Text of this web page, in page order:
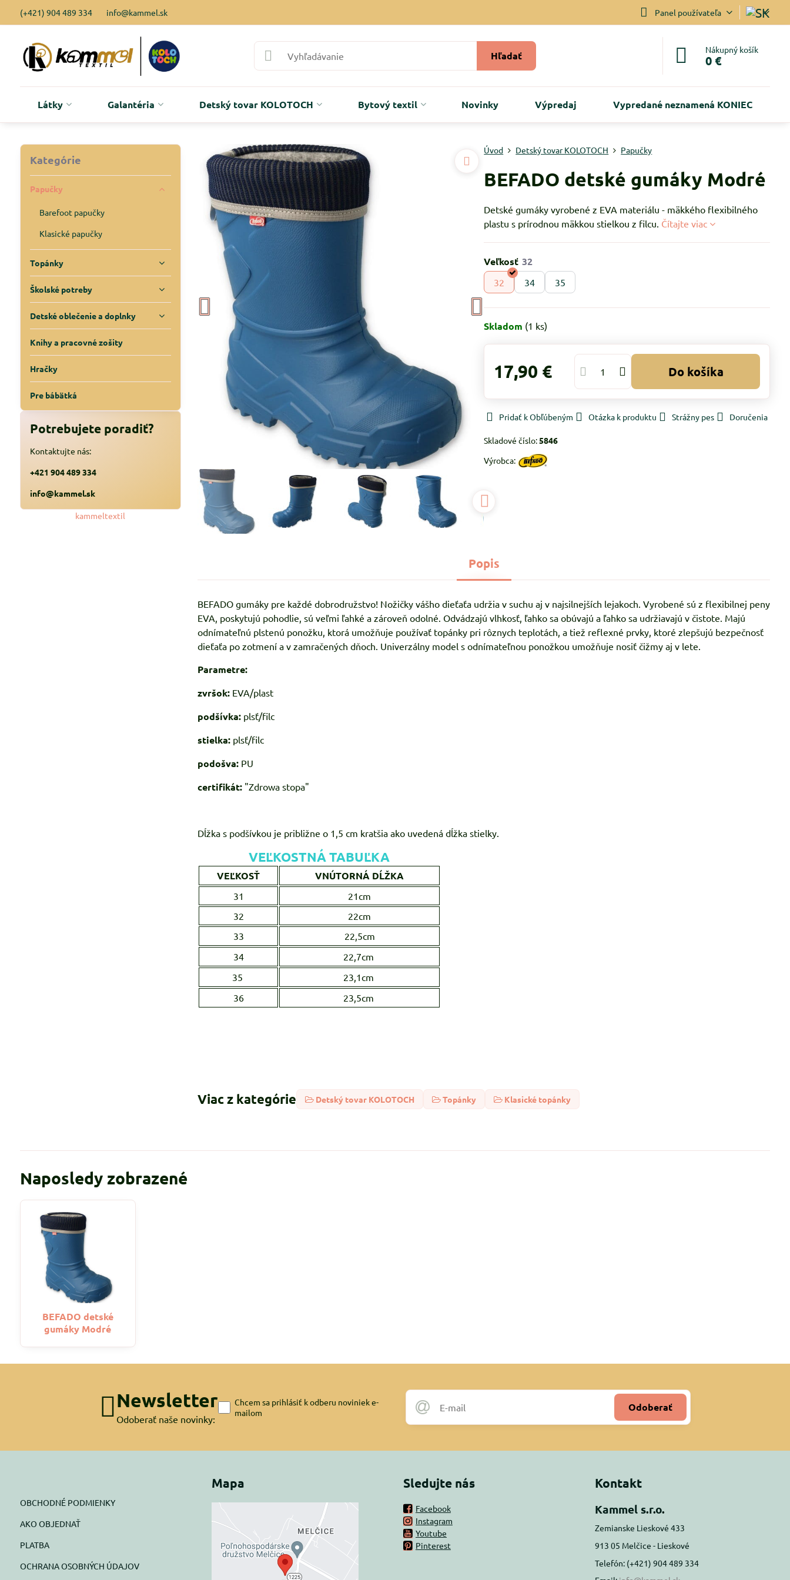
(+421) 904 489 334 info@kammel.sk Panel používateľa
Hľadať Nákupný košík
0 €
Látky Galantéria Detský tovar KOLOTOCH Bytový textil Novinky Výpredaj Vypredané neznamená KONIEC
Úvod Detský tovar KOLOTOCH Papučky
BEFADO detské gumáky Modré
Detské gumáky vyrobené z EVA materiálu - mäkkého flexibilného
plastu s prírodnou mäkkou stielkou z filcu. Čítajte viac
Veľkosť
32 34 35
Skladom (1 ks)
17,90 € Do košíka
Pridať k Obľúbeným Otázka k produktu Strážny pes Doručenia
Skladové číslo:5846
Výrobca:
Popis
BEFADO gumáky pre každé dobrodružstvo! Nožičky vášho dieťaťa udržia v suchu aj v najsilnejších lejakoch. Vyrobené sú z flexibilnej peny
EVA, poskytujú pohodlie, sú veľmi ľahké a zároveň odolné. Odvádzajú vlhkosť, ľahko sa obúvajú a ľahko sa udržiavajú v čistote. Majú
odnímateľnú plstenú ponožku, ktorá umožňuje používať topánky pri rôznych teplotách, a tiež reflexné prvky, ktoré zlepšujú bezpečnosť
dieťaťa po zotmení a v zamračených dňoch. Univerzálny model s odnímateľnou ponožkou umožňuje nosiť čižmy aj v lete.
Parametre:
zvršok: EVA/plast
podšívka: plsť/filc
stielka: plsť/filc
podošva: PU
certifikát: "Zdrowa stopa"
Dĺžka s podšívkou je približne o 1,5 cm kratšia ako uvedená dĺžka stielky.
VEĽKOSTNÁ TABUĽKA
VEĽKOSŤ VNÚTORNÁ DĹŽKA
31
21cm
32
22cm
33
22,5cm
34
22,7cm
35
23,1cm
36
23,5cm
Viac z kategórie Detský tovar KOLOTOCH Topánky Klasické topánky
Kategórie
Papučky
Barefoot papučky
Klasické papučky
Topánky
Školské potreby
Detské oblečenie a doplnky
Knihy a pracovné zošity
Hračky
Pre bábätká
Potrebujete poradiť?
Kontaktujte nás:
+421 904 489 334
info@kammel.sk
kammeltextil
Naposledy zobrazené
BEFADO detské
gumáky Modré
Newsletter
Odoberať naše novinky:
Odoberať
Chcem sa prihlásiť k odberu noviniek e-
mailom
OBCHODNÉ PODMIENKY
AKO OBJEDNAŤ
PLATBA
OCHRANA OSOBNÝCH ÚDAJOV
Mapa
Externý obsah je
blokovaný Voľbami
súkromia
Sledujte nás
Facebook
Instagram
Youtube
Pinterest
Kontakt
Kammel s.r.o.
Zemianske Lieskové 433
913 05 Melčice - Lieskové
Telefón: (+421) 904 489 334